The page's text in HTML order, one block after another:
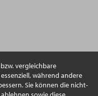
vergleichbare
während andere
Sie können die nicht-